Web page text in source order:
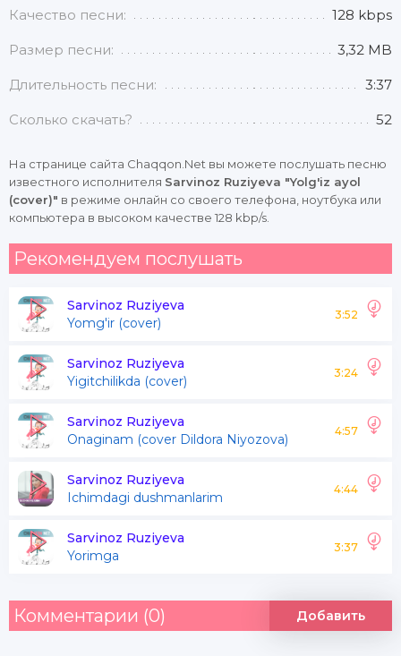
Качество песни: 128 kbps
Размер песни: 3,32 MB
Длительность песни: 3:37
Сколько скачать? 52
На странице сайта Chaqqon.Net вы можете послушать песню
известного исполнителя Sarvinoz Ruziyeva "Yolg'iz ayol
(cover)" в режиме онлайн со своего телефона, ноутбука или
компьютера в высоком качестве 128 kbp/s.
Рекомендуем послушать
Sarvinoz Ruziyeva
Yomg'ir (cover)
3:52
Sarvinoz Ruziyeva
Yigitchilikda (cover)
3:24
Sarvinoz Ruziyeva
Onaginam (cover Dildora Niyozova)
4:57
Sarvinoz Ruziyeva
Ichimdagi dushmanlarim
4:44
Sarvinoz Ruziyeva
Yorimga
3:37
Комментарии (0) Добавить